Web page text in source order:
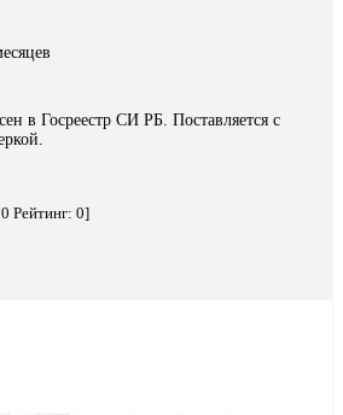
в Госреестр СИ РБ. Поставляется с
0 Рейтинг: 0]